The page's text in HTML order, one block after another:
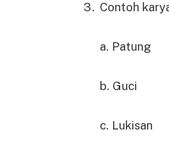
Contoh
a. Patung
b. Guci
c. Lukisan